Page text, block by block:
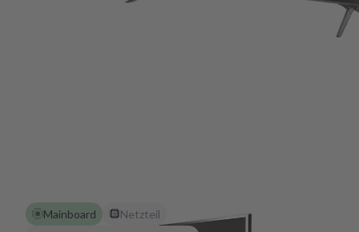
Mainboard
Netzteil